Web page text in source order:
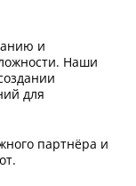
и
Наши
для
партнёра и